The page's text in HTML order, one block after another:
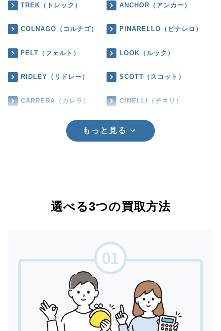
TREK（トレック） ANCHOR（アンカー）
COLNAGO（コルナゴ） PINARELLO（ピナレロ）
FELT（フェルト） LOOK（ルック）
RIDLEY（リドレー） SCOTT（スコット）
CARRERA（カレラ） CINELLI（チネリ）
もっと見る
選べる3つの買取方法